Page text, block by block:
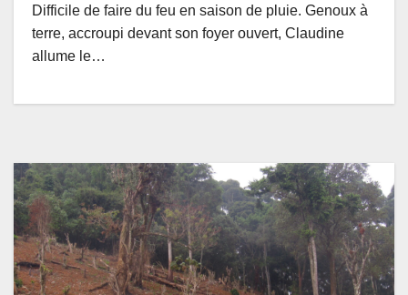
Difficile de faire du feu en saison de pluie. Genoux à
terre, accroupi devant son foyer ouvert, Claudine
allume le…